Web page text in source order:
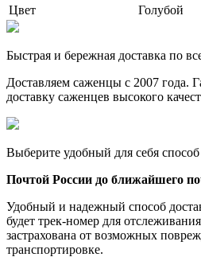
Цвет
Голубой
Быстрая и бережная доставка по
Доставляем саженцы с 2007 года.
доставку саженцев высокого
Выберите удобный для себя способ
Почтой России до ближайшего
Удобный и надежный способ
будет трек-номер для
застрахована от возможных
транспортировке.